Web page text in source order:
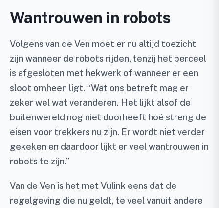
Wantrouwen in robots
Volgens van de Ven moet er nu altijd toezicht
zijn wanneer de robots rijden, tenzij het perceel
is afgesloten met hekwerk of wanneer er een
sloot omheen ligt. “Wat ons betreft mag er
zeker wel wat veranderen. Het lijkt alsof de
buitenwereld nog niet doorheeft hoé streng de
eisen voor trekkers nu zijn. Er wordt niet verder
gekeken en daardoor lijkt er veel wantrouwen in
robots te zijn.”
Van de Ven is het met Vulink eens dat de
regelgeving die nu geldt, te veel vanuit andere